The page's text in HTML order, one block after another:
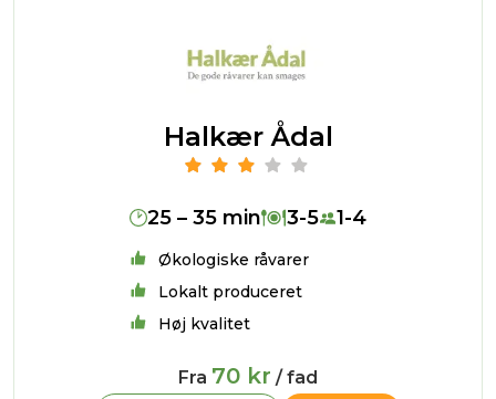
Halkær Ådal
25 – 35 min 3-5 1-4
Økologiske råvarer
Lokalt produceret
Høj kvalitet
Fra 70 kr / fad